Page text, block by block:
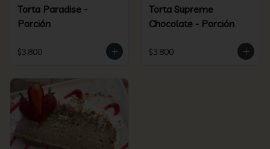
Torta Paradise -
Porción
$3.800
Torta Supreme
Chocolate - Porción
$3.800